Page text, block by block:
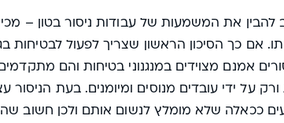
להבין את המשמעות שלעבודות ניסור בטון –
אם כך הסיכון הראשון שצריך לפעול לבטיחות
אמנם מצוידים במנגנוני בטיחות והם מתקדמים
על ידי עובדים מנוסים ומיומנים. בעת הניסור
ככאלה שלא מומלץ לנשום אותם ולכן חשוב